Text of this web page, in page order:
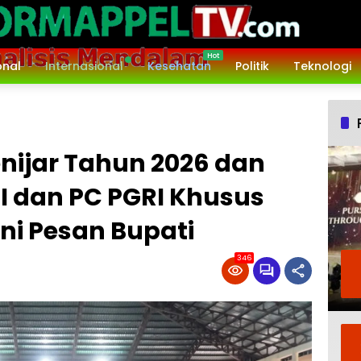
Internasional Kesehatan Politik Teknologi
Tahun 2026 dan
dan PC PGRI Khusus
Pesan Bupati
346